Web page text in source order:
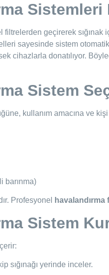
Sistemleri
filtrelerden geçirerek
sayesinde sistem
cihazlarla donatılıyor.
Sistem
kullanım amacına ve
barınma)
Profesyonel havalandırma
Sistem
sığınağı yerinde inceler.